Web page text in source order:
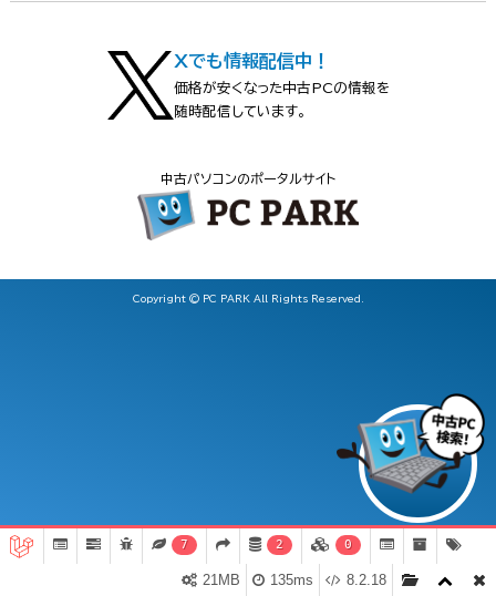
Xでも情報配信中！
価格が安くなった中古PCの情報を
随時配信しています。
中古パソコンのポータルサイト
Copyright © PC PARK All Rights Reserved.
7 2 0
8.2.18
135ms
21MB